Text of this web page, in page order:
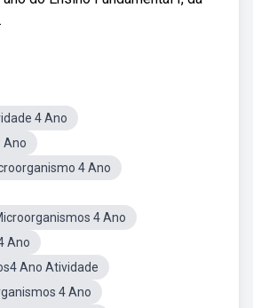
4 Ano
Ano
4 Ano
4 Ano
Ano
Ano Atividade
4 Ano